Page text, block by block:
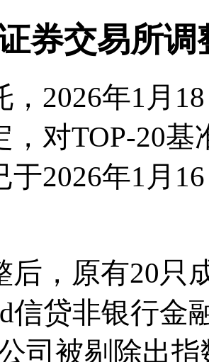
券交易所
2026年1月
，对TOP-20
于2026年1月
后，原有20只
信贷非银行金
司被剔除出